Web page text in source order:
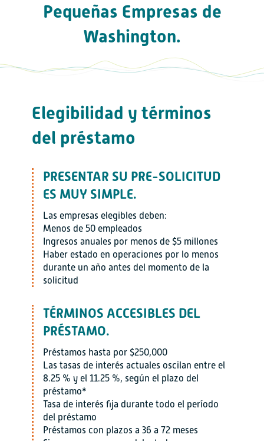
Pequeñas Empresas de
Washington.
Elegibilidad y términos
del préstamo
PRESENTAR SU PRE-SOLICITUD
ES MUY SIMPLE.
Las empresas elegibles deben:
Menos de 50 empleados
Ingresos anuales por menos de $5 millones
Haber estado en operaciones por lo menos
durante un año antes del momento de la
solicitud
TÉRMINOS ACCESIBLES DEL
PRÉSTAMO.
Préstamos hasta por $250,000
Las tasas de interés actuales oscilan entre el
8.25 % y el 11.25 %, según el plazo del
préstamo*
Tasa de interés fija durante todo el período
del préstamo
Préstamos con plazos a 36 a 72 meses